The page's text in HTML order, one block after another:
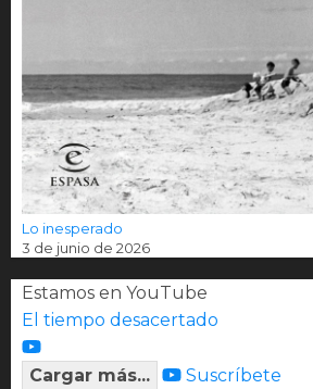
Lo inesperado
3 de junio de 2026
Estamos en YouTube
El tiempo desacertado
Cargar más... Suscríbete